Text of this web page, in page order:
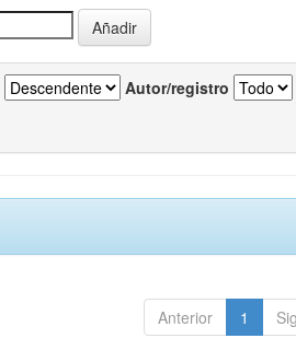
Autor/registro
Anterior 1